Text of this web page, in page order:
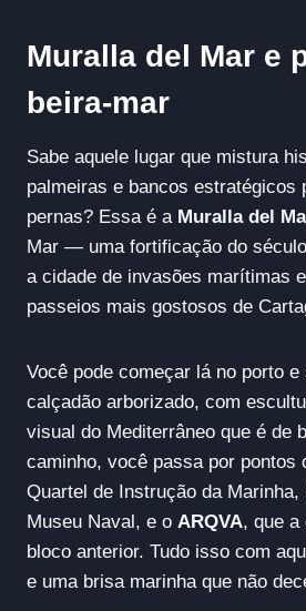
Muralla del Mar e
beira-mar
Sabe aquele lugar que mistura
palmeiras e bancos estratégicos
pernas? Essa é a Muralla del
Mar — uma fortificação do
a cidade de invasões marítimas
passeios mais gostosos de
Você pode começar lá no porto e
calçadão arborizado, com
visual do Mediterrâneo que é de
caminho, você passa por pontos
Quartel de Instrução da Marinha,
Museu Naval, e o ARQVA, que a
bloco anterior. Tudo isso com
e uma brisa marinha que não